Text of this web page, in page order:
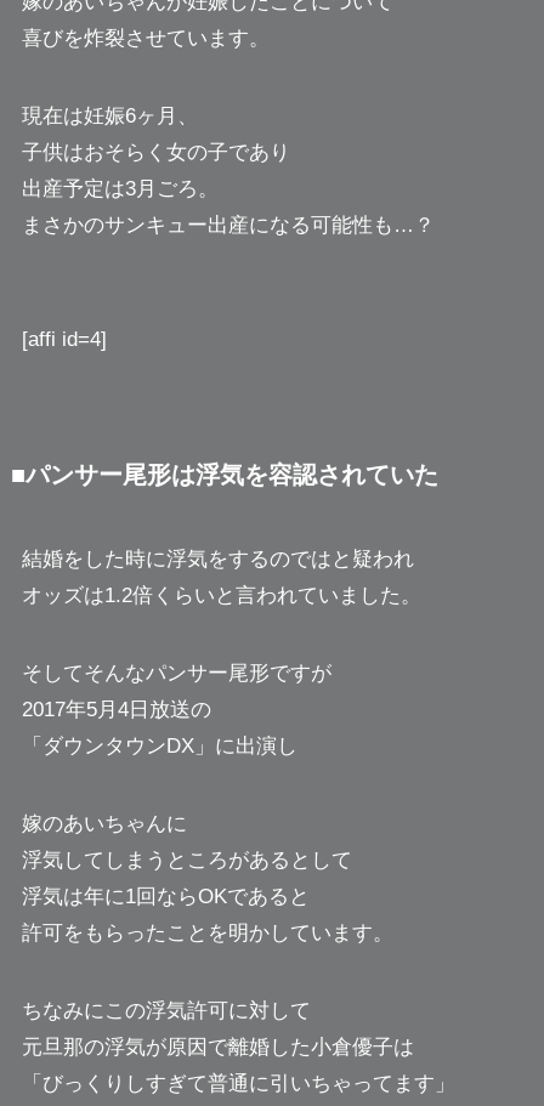
喜びを炸裂させています。
現在は妊娠6ヶ月、
子供はおそらく女の子であり
出産予定は3月ごろ。
まさかのサンキュー出産になる可能性も…？
[affi id=4]
■パンサー尾形は浮気を容認されていた
結婚をした時に浮気をするのではと疑われ
オッズは1.2倍くらいと言われていました。
そしてそんなパンサー尾形ですが
2017年5月4日放送の
「ダウンタウンDX」に出演し
嫁のあいちゃんに
浮気してしまうところがあるとして
浮気は年に1回ならOKであると
許可をもらったことを明かしています。
ちなみにこの浮気許可に対して
元旦那の浮気が原因で離婚した小倉優子は
「びっくりしすぎて普通に引いちゃってます」